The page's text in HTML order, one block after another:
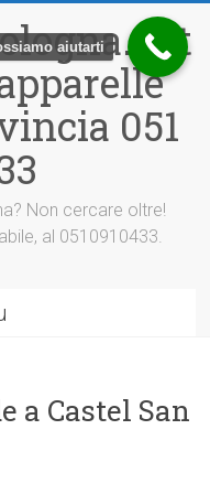
051
Non cercare oltre!
al 0510910433.
a Castel San
aiutarti